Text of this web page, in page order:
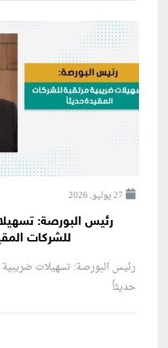
27 يوليو, 2026
رئيس البورصة:
للشركات
رئيس البورصة: تسهيلات ضريبية
حديثاً